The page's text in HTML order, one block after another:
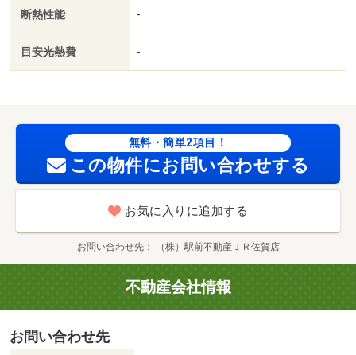
誘小学校（小学校）まで１３００ｍ／津田クリニック（病
院）まで５００ｍ／神野こども園（幼稚園・保育園）まで
２００ｍ／成穎中学校（その他）まで３００ｍ/賃貸戸
断熱性能 -
目安光熱費 -
無料・簡単2項目！
この物件にお問い合わせする
お気に入りに追加する
お問い合わせ先 （株）駅前不動産ＪＲ佐賀店
不動産会社情報
お問い合わせ先